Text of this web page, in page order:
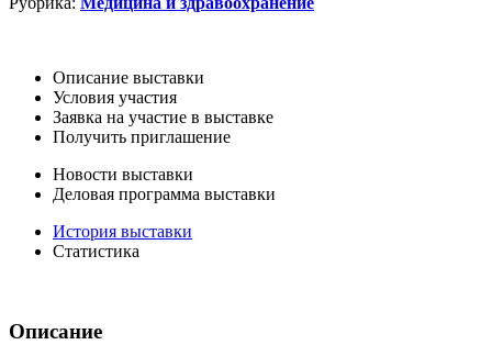
Описание выставки
Условия участия
Заявка на участие в выставке
Получить приглашение
Новости выставки
Деловая программа выставки
История выставки
Статистика
Описание